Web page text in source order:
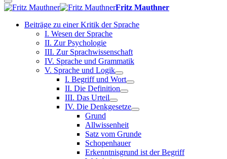
Fritz Mauthner
Beiträge zu einer Kritik der Sprache
I. Wesen der Sprache
II. Zur Psychologie
III. Zur Sprachwissenschaft
IV. Sprache und Grammatik
V. Sprache und Logik
I. Begriff und Wort
II. Die Definition
III. Das Urteil
IV. Die Denkgesetze
Grund
Allwissenheit
Satz vom Grunde
Schopenhauer
Erkenntnisgrund ist der Begriff